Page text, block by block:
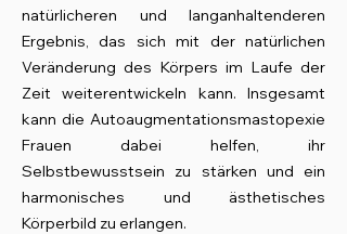
natürlicheren und langanhaltenderen
Ergebnis, das sich mit der natürlichen
Veränderung des Körpers im Laufe der
Zeit weiterentwickeln kann. Insgesamt
kann die Autoaugmentationsmastopexie
Frauen dabei helfen, ihr
Selbstbewusstsein zu stärken und ein
harmonisches und ästhetisches
Körperbild zu erlangen.